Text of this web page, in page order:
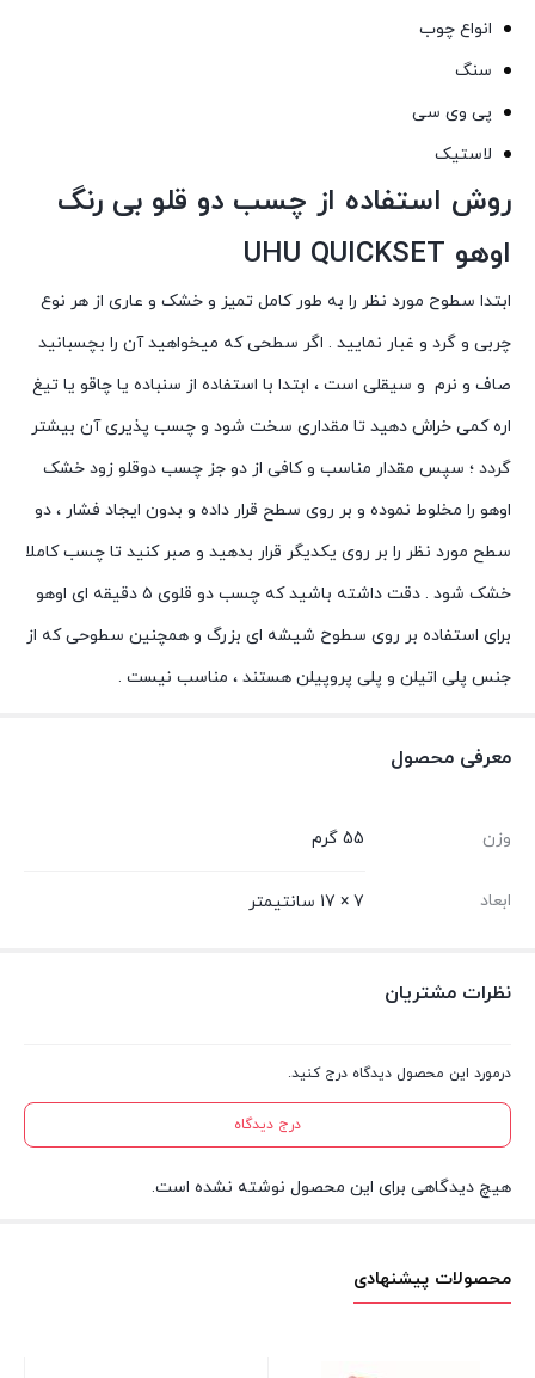
انواع چوب
سنگ
پی وی سی
لاستیک
روش استفاده از چسب دو قلو بی رنگ
اوهو UHU QUICKSET
ابتدا سطوح مورد نظر را به طور کامل تمیز و خشک و عاری از هر نوع
چربی و گرد و غبار نمایید . اگر سطحی که میخواهید آن را بچسبانید
صاف و نرم و سیقلی است ، ابتدا با استفاده از سنباده یا چاقو یا تیغ
اره کمی خراش دهید تا مقداری سخت شود و چسب پذیری آن بیشتر
گردد ؛ سپس مقدار مناسب و کافی از دو جز چسب دوقلو زود خشک
اوهو را مخلوط نموده و بر روی سطح قرار داده و بدون ایجاد فشار ، دو
سطح مورد نظر را بر روی یکدیگر قرار بدهید و صبر کنید تا چسب کاملا
خشک شود . دقت داشته باشید که چسب دو قلوی ۵ دقیقه ای اوهو
برای استفاده بر روی سطوح شیشه ای بزرگ و همچنین سطوحی که از
جنس پلی اتیلن و پلی پروپیلن هستند ، مناسب نیست .
معرفی محصول
وزن 55 گرم
ابعاد 7 × 17 سانتیمتر
نظرات مشتریان
درمورد این محصول دیدگاه درج کنید.
درج دیدگاه
هیچ دیدگاهی برای این محصول نوشته نشده است.
محصولات پیشنهادی